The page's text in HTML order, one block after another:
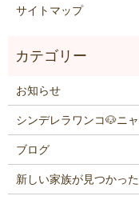
サイトマップ
お知らせ
シンデレラワンコ🐶ニ
ブログ
新しい家族が見つかっ